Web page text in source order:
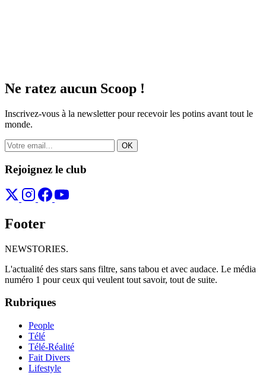
Ne ratez aucun Scoop !
Inscrivez-vous à la newsletter pour recevoir les potins avant tout le
monde.
OK
Rejoignez le club
Footer
NEWSTORIES.
L'actualité des stars sans filtre, sans tabou et avec audace. Le média
numéro 1 pour ceux qui veulent tout savoir, tout de suite.
Rubriques
People
Télé
Télé-Réalité
Fait Divers
Lifestyle